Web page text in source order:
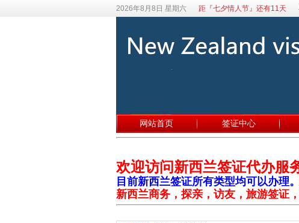
2026年8月8日 星期六 距『七夕情人节』还有11天
网站首页 签证中心
欢迎访问新西兰签证代办服
目前新西兰签证所有类型均可以办理
新西兰商务，探亲，访友，旅游签证